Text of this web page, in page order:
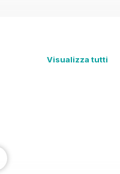
Visualizza tutti